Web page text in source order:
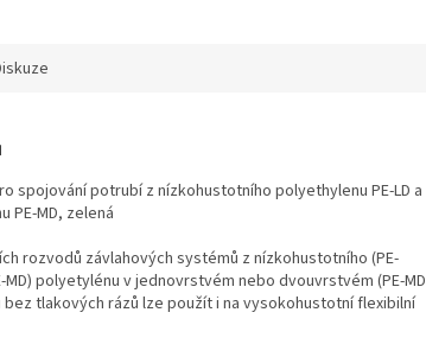
spojování potrubí z nízkohustotního polyethylenu PE-LD a
MD, zelená
rozvodů závlahových systémů z nízkohustotního (PE-
MD) polyetylénu v jednovrstvém nebo dvouvrstvém (PE-MD
bez tlakových rázů lze použít i na vysokohustotní flexibilní